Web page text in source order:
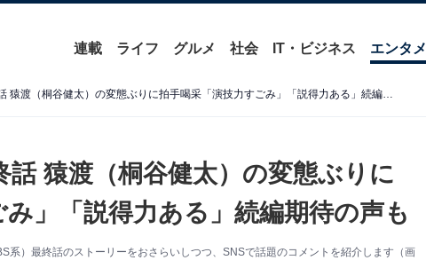
連載 ライフ グルメ 社会 IT・ビジネス エンタメ
『インビジブル』最終話 猿渡（桐谷健太）の変態ぶりに拍手喝采「演技力すごみ」「説得力ある」続編期待の声も
話 猿渡（桐谷健太）の変態ぶりに
」「説得力ある」続編期待の声も
系）最終話のストーリーをおさらいしつつ、SNSで話題のコメントを紹介します（画